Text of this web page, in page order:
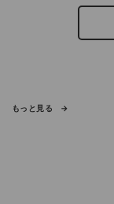
もっと見る